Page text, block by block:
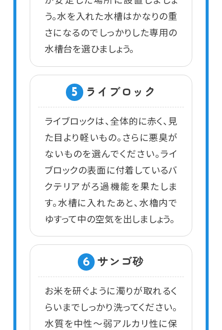
う。水を入れた水槽はかなりの重
さになるのでしっかりした専用の
水槽台を選ひましょう。
5 ライブロック
ライブロックは、全体的に赤く、見
た目より軽いもの。さらに悪臭が
ないものを選んでください。ライ
ブロックの表面に付着しているバ
クテリアがろ過機能を果たしま
す。水槽に入れたあと、水櫓内で
ゆすって中の空気を出しましょう。
6 サンゴ砂
お米を研ぐように濁りが取れるく
らいまでしっかり洗ってください。
水質を中性～弱アルカリ性に保